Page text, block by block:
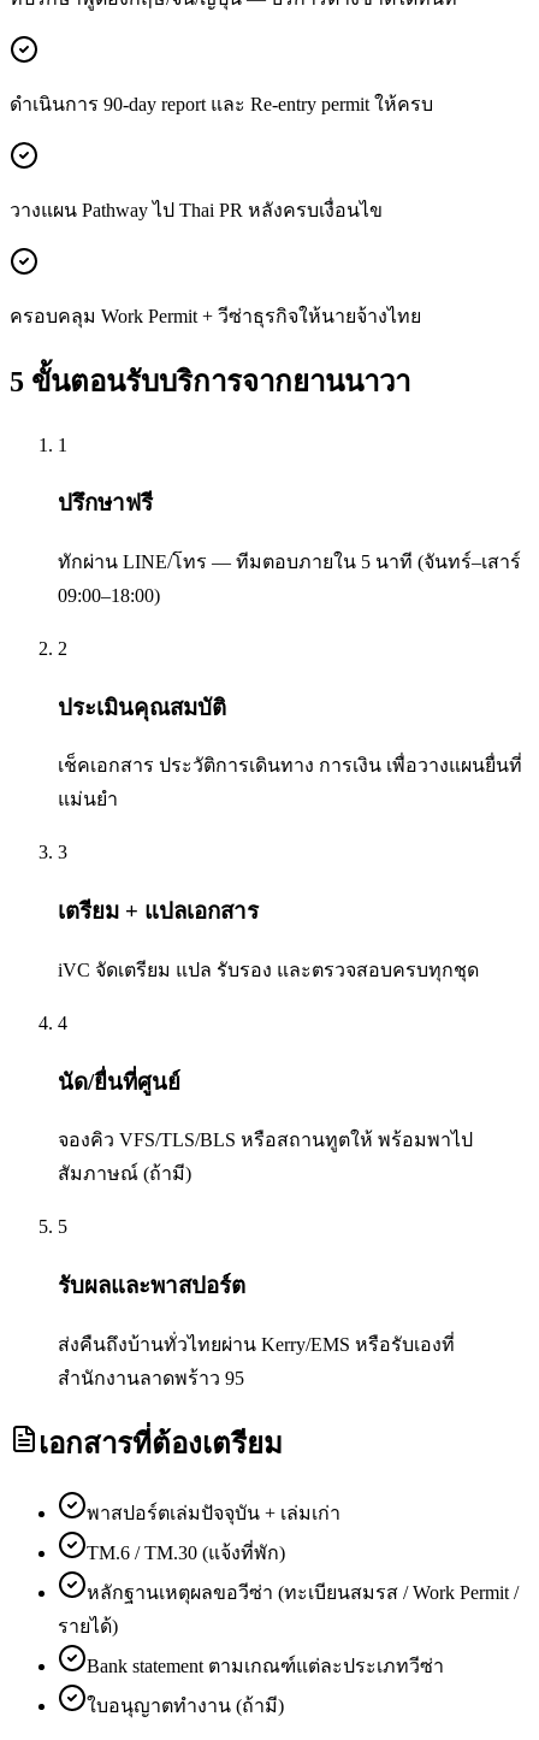
ดำเนินการ 90-day report และ Re-entry permit ให้ครบ
วางแผน Pathway ไป Thai PR หลังครบเงื่อนไข
ครอบคลุม Work Permit + วีซ่าธุรกิจให้นายจ้างไทย
5 ขั้นตอนรับบริการจากยานนาวา
1
ปรึกษาฟรี
ทักผ่าน LINE/โทร — ทีมตอบภายใน 5 นาที (จันทร์–เสาร์
09:00–18:00)
2
ประเมินคุณสมบัติ
เช็คเอกสาร ประวัติการเดินทาง การเงิน เพื่อวางแผนยื่นที่
แม่นยำ
3
เตรียม + แปลเอกสาร
iVC จัดเตรียม แปล รับรอง และตรวจสอบครบทุกชุด
4
นัด/ยื่นที่ศูนย์
จองคิว VFS/TLS/BLS หรือสถานทูตให้ พร้อมพาไป
สัมภาษณ์ (ถ้ามี)
5
รับผลและพาสปอร์ต
ส่งคืนถึงบ้านทั่วไทยผ่าน Kerry/EMS หรือรับเองที่
สำนักงานลาดพร้าว 95
เอกสารที่ต้องเตรียม
พาสปอร์ตเล่มปัจจุบัน + เล่มเก่า
TM.6 / TM.30 (แจ้งที่พัก)
หลักฐานเหตุผลขอวีซ่า (ทะเบียนสมรส / Work Permit /
รายได้)
Bank statement ตามเกณฑ์แต่ละประเภทวีซ่า
ใบอนุญาตทำงาน (ถ้ามี)